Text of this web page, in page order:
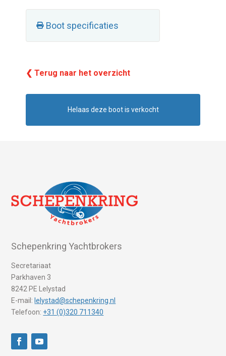
Boot specificaties
❮ Terug naar het overzicht
Helaas deze boot is verkocht
Schepenkring Yachtbrokers
Secretariaat
Parkhaven 3
8242 PE Lelystad
E-mail: lelystad@schepenkring.nl
Telefoon: +31 (0)320 711340